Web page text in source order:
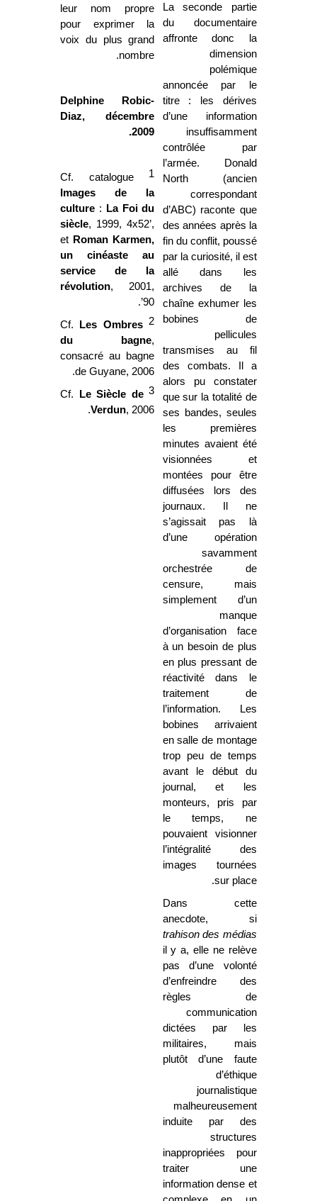
La seconde partie
du documentaire
affronte donc la
dimension
polémique
annoncée par le
titre : les dérives
d’une information
insuffisamment
contrôlée par
l’armée. Donald
North (ancien
correspondant
d’ABC) raconte que
des années après la
fin du conflit, poussé
par la curiosité, il est
allé dans les
archives de la
chaîne exhumer les
bobines de
pellicules
transmises au fil
des combats. Il a
alors pu constater
que sur la totalité de
ses bandes, seules
les premières
minutes avaient été
visionnées et
montées pour être
diffusées lors des
journaux. Il ne
s’agissait pas là
d’une opération
savamment
orchestrée de
censure, mais
simplement d’un
manque
d’organisation face
à un besoin de plus
en plus pressant de
réactivité dans le
traitement de
l’information. Les
bobines arrivaient
en salle de montage
trop peu de temps
avant le début du
journal, et les
monteurs, pris par
le temps, ne
pouvaient visionner
l’intégralité des
images tournées
sur place.
Dans cette
anecdote, si
trahison des médias
il y a, elle ne relève
pas d’une volonté
d’enfreindre des
règles de
communication
dictées par les
militaires, mais
plutôt d’une faute
d’éthique
journalistique
malheureusement
induite par des
structures
inappropriées pour
traiter une
information dense et
leur nom propre
pour exprimer la
voix du plus grand
nombre.
Delphine Robic-
Diaz, décembre
2009.
1
Cf. catalogue
Images de la
culture : La Foidu
siècle, 1999, 4x52’,
et Roman Karmen,
un cinéaste au
service de la
révolution, 2001,
90’.
2
Cf.
Les Ombres
du bagne,
consacré au bagne
de Guyane, 2006.
3
Cf.
Le Siècle de
Verdun, 2006.